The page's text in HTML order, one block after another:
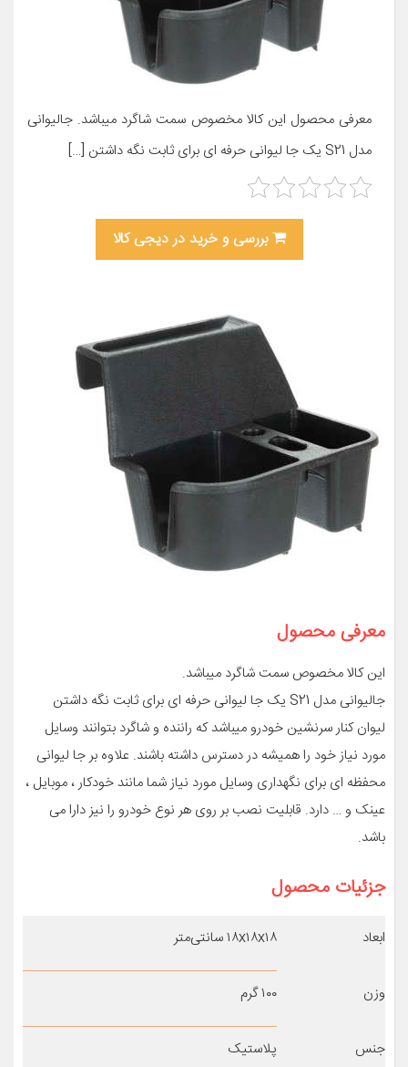
معرفی محصول این کالا مخصوص سمت شاگرد میباشد. جالیوانی
مدل S21 یک جا لیوانی حرفه ای برای ثابت نگه داشتن […]
بررسی و خرید در دیجی کالا
معرفی محصول
این کالا مخصوص سمت شاگرد میباشد.
جالیوانی مدل S21 یک جا لیوانی حرفه ای برای ثابت نگه داشتن
لیوان کنار سرنشین خودرو میباشد که راننده و شاگرد بتوانند وسایل
مورد نیاز خود را همیشه در دسترس داشته باشند. علاوه بر جا لیوانی
محفظه ای برای نگهداری وسایل مورد نیاز شما مانند خودکار ، موبایل ،
عینک و … دارد. قابلیت نصب بر روی هر نوع خودرو را نیز دارا می
باشد.
جزئیات محصول
ابعاد ۱۸x۱۸x۱۸ سانتی‌متر
وزن ۱۰۰ گرم
جنس پلاستیک